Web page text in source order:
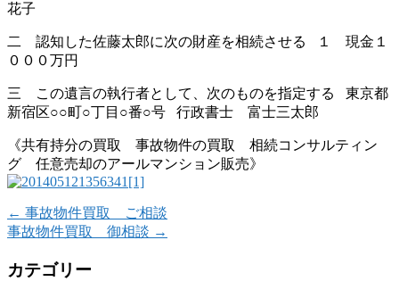
花子
二 認知した佐藤太郎に次の財産を相続させる １ 現金１
０００万円
三 この遺言の執行者として、次のものを指定する 東京都
新宿区○○町○丁目○番○号 行政書士 富士三太郎
《共有持分の買取 事故物件の買取 相続コンサルティン
グ 任意売却のアールマンション販売》
← 事故物件買取 ご相談
事故物件買取 御相談 →
カテゴリー